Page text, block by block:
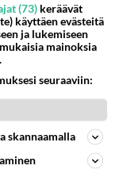
Uusi draamasarja järkyttävästä tapauksesta on tulossa. Tositapahtumiin perustuva sarja ammentaa vuoden 1986 Mikkelin pan
Ernest Lawson täräytti erikoisen heiton TTK-lehdistötilaisuudessa: " Onko tässä tarkoituksena...?"
Jos SDP ei voita reilusti, persut kumoavat demokratian Suomesta 614
Uuden TTK-juontajan ympärillä epätietoisuus sakenee - Nyt MTV hämmentää soppaa
(73) keräävät
käyttäen evästeitä
ja lukemiseen
mainoksia
seuraaviin:
skannaamalla